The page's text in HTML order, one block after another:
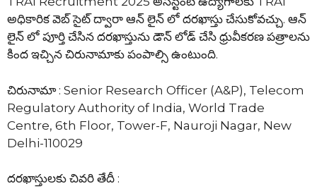
అధికారిక వెబ్ సైట్ ద్వారా ఆన్ లైన్ లో దరఖాస్తు చేసుకోవచ్చు. ఆన్
లైన్ లో పూర్తి చేసిన దరఖాస్తును డౌన్ లోడ్ చేసి ధ్రువీకరణ పత్రాలను
కింద ఇచ్చిన చిరునామాకు పంపాల్సి ఉంటుంది.
చిరునామా : Senior Research Officer (A&P), Telecom
Regulatory Authority of India, World Trade
Centre, 6th Floor, Tower-F, Nauroji Nagar, New
Delhi-110029
దరఖాస్తులకు చివరి తేదీ :